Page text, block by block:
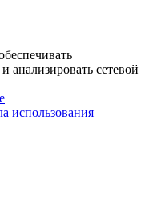
анализировать сетевой
использования